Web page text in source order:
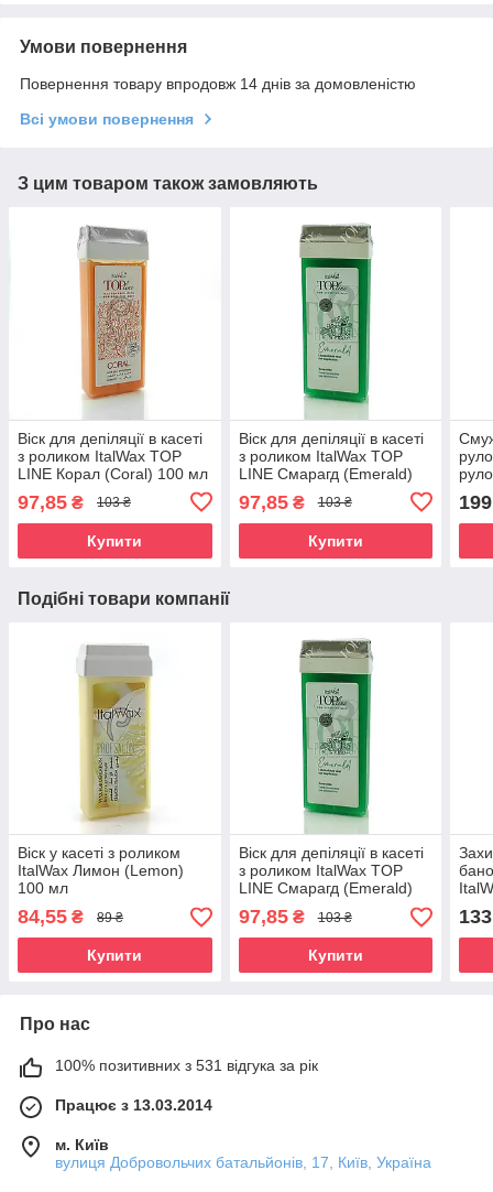
Умови повернення
Повернення товару впродовж 14 днів за домовленістю
Всі умови повернення
З цим товаром також замовляють
Віск для депіляції в касеті
з роликом ItalWax TOP
LINE Корал (Coral) 100 мл
97,85 ₴ 103 ₴
Купити
Віск для депіляції в касеті
з роликом ItalWax TOP
LINE Смарагд (Emerald)
97,85₴ 103 ₴
Купити
199
Подібні товари компанії
Віск у касеті з роликом
ItalWax Лимон (Lemon)
100 мл
84,55 ₴ 89 ₴
Купити
Віск для депіляції в касеті
з роликом ItalWax TOP
LINE Смарагд (Emerald)
100 мл
97,85₴ 103 ₴
Купити
133
Про нас
100% позитивних з 531 відгука за рік
Працює з 13.03.2014
м. Київ
вулиця Добровольчих батальйонів, 17, Київ, Україна